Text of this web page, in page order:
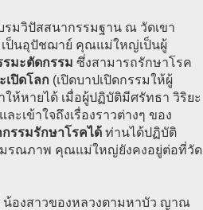
รมวิปัสสนากรรมฐาน ณ วัดเขา
เป็นอุปัชฌาย์ คุณแม่ใหญ่เป็นผู้
รมะตัดกรรม ซึ่งสามารถรักษาโรค
เปิดโลก (เปิดบาปเปิดกรรมให้ผู้
ห้หายได้ เมื่อผู้ปฏิบัติมีศรัทธา วิริยะ
เข้าใจถึงเรื่องราวต่างๆ ของ
รรมรักษาโรคได้ ท่านได้ปฏิบัติ
มรณภาพ คุณแม่ใหญ่ยังคงอยู่ต่อที่วัด
น้องสาวของหลวงตามหาบัว ญาณ